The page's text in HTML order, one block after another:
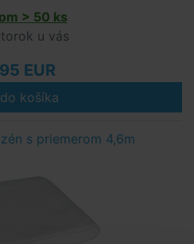
> 50 ks
u vás
EUR
do košíka
s priemerom 4,6m